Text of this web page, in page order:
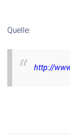
Quelle:
http://